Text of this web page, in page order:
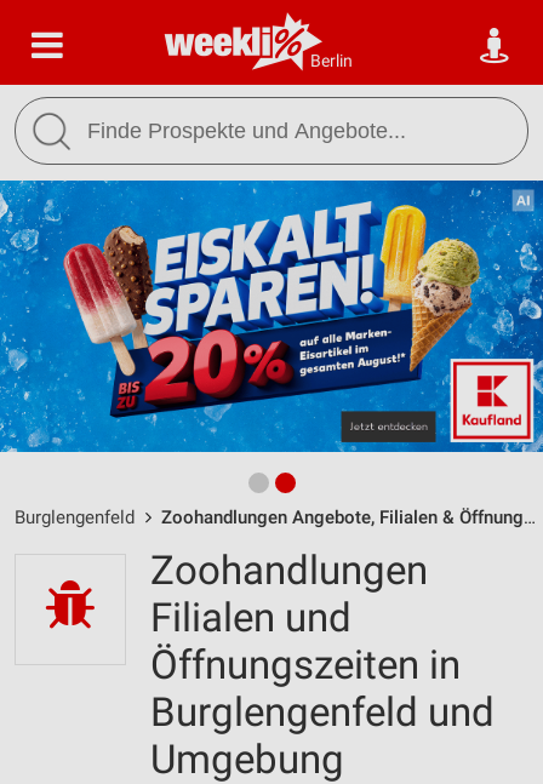
Berlin
Burglengenfeld Zoohandlungen Angebote, Filialen & Öffnungszeiten
Zoohandlungen
Filialen und
Öffnungszeiten in
Burglengenfeld und
Umgebung